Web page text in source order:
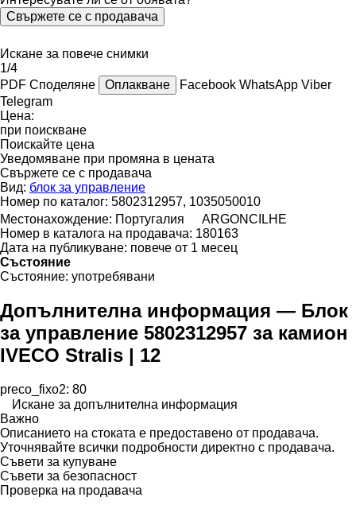
Свържете се с продавача
Искане за повече снимки
1/4
PDF Споделяне Оплакване Facebook WhatsApp Viber
Telegram
Цена:
при поискване
Поискайте цена
Уведомяване при промяна в цената
Свържете се с продавача
Вид: блок за управление
Номер по каталог: 5802312957, 1035050010
Местонахождение: Португалия
ARGONCILHE
Номер в каталога на продавача: 180163
Дата на публикуване: повече от 1 месец
Състояние
Състояние: употребявани
Допълнителна информация — Блок
за управление 5802312957 за камион
IVECO Stralis | 12
preco_fixo2: 80
Искане за допълнителна информация
Важно
Описанието на стоката е предоставено от продавача.
Уточнявайте всички подробности директно с продавача.
Съвети за купуване
Съвети за безопасност
Проверка на продавача